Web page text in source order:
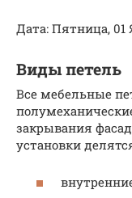
Дата: Пятница, 01
Виды петель
Все мебельные
закрывания
установки